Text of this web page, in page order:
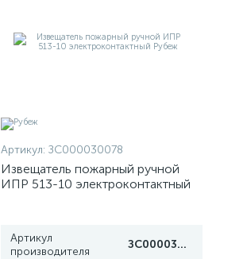
Артикул: ЗС000030078
Извещатель пожарный ручной
ИПР 513-10 электроконтактный
Артикул
производителя
ЗС000030078